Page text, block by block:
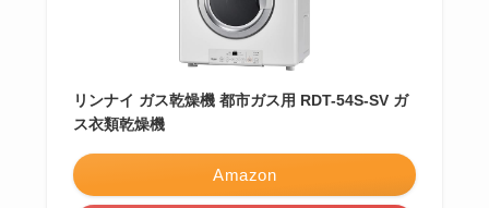
リンナイ ガス乾燥機 都市ガス用 RDT-54S-SV ガ
ス衣類乾燥機
Amazon